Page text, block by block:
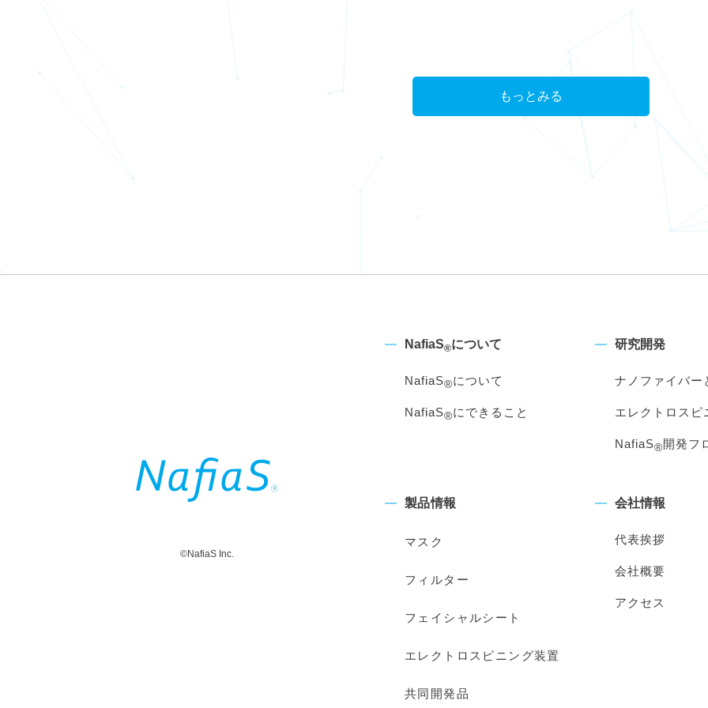
もっとみる
©NafiaS Inc.
NafiaS®について
NafiaS®について
NafiaS®にできること
研究開発
ナノファイバー
エレクトロスピ
NafiaS®開発フ
製品情報
マスク
フィルター
フェイシャルシート
エレクトロスピニング装置
共同開発品
会社情報
代表挨拶
会社概要
アクセス